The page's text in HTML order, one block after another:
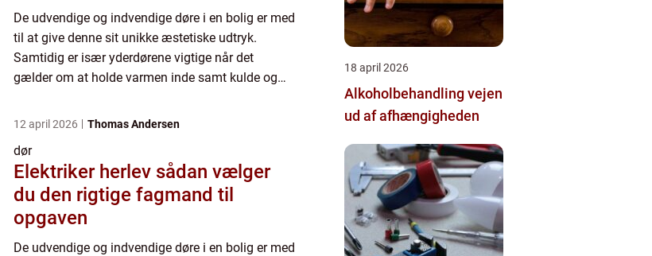
De udvendige og indvendige døre i en bolig er med
til at give denne sit unikke æstetiske udtryk.
Samtidig er især yderdørene vigtige når det
gælder om at holde varmen inde samt kulde og
12 april 2026 Thomas Andersen
dør
Elektriker herlev sådan vælger
du den rigtige fagmand til
opgaven
De udvendige og indvendige døre i en bolig er med
18 april 2026
Alkoholbehandling vejen
ud af afhængigheden